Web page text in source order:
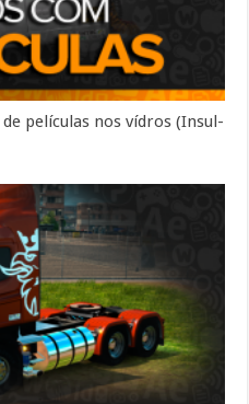
películas nos vídros (Insul-